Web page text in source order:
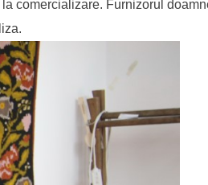
comercializare. Furnizorul